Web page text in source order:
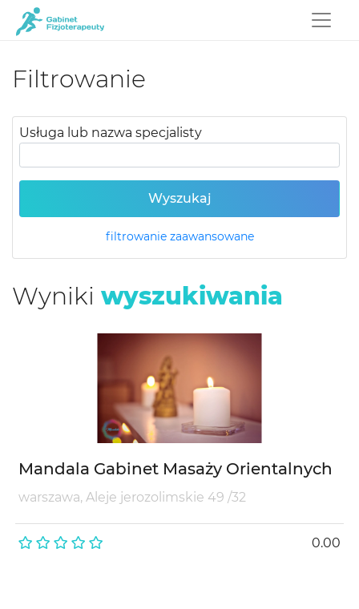
Filtrowanie
Usługa lub nazwa specjalisty
Wyszukaj
filtrowanie zaawansowane
Wyniki wyszukiwania
Mandala Gabinet Masaży Orientalnych
warszawa, Aleje jerozolimskie 49 /32
0.00